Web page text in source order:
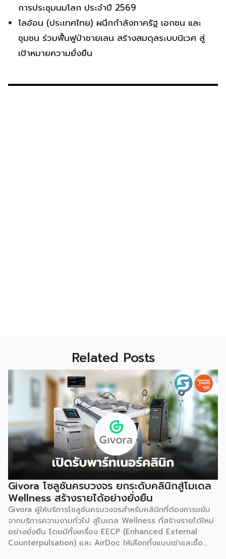
การประชุมนมโลก ประจำปี 2569
ไลอ้อน (ประเทศไทย) ผนึกกำลังภาครัฐ เอกชน และ
ชุมชน ร่วมฟื้นฟูป่าชายเลน สร้างสมดุลระบบนิเวศ สู่
เป้าหมายความยั่งยืน
Related Posts
Givora โซลูชันครบวงจร ยกระดับคลินิกสู่โมเดล
Wellness สร้างรายได้อย่างยั่งยืน
Givora ผู้ให้บริการโซลูชันครบวงจรสำหรับคลินิกที่ต้องการขยับ
จากบริการความงามทั่วไป สู่โมเดล Wellness ที่สร้างรายได้ใหม่
อย่างยั่งยืน โดยมีทั้งเครื่อง EECP (Enhanced External
Counterpulsation) และ AirDoc ให้เลือกทั้งแบบเช่าและซื้อ